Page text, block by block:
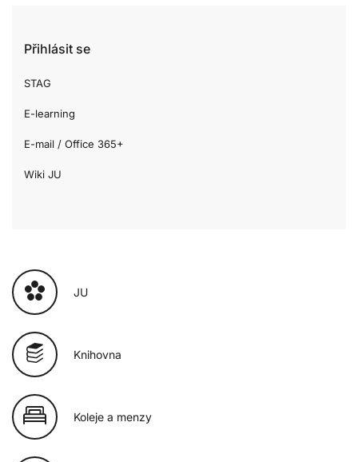
Přihlásit se
STAG
E-learning
E-mail / Office 365+
Wiki JU
JU
Knihovna
Koleje a menzy